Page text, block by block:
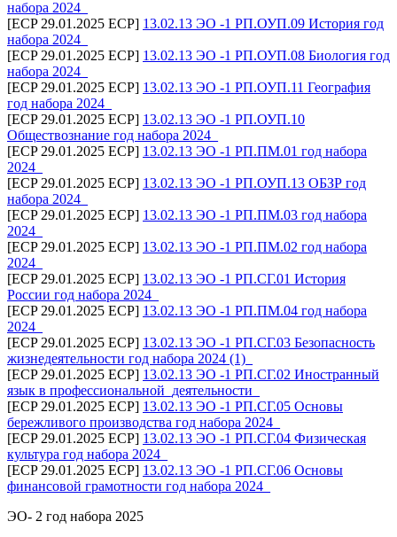
набора 2024_
[ECP 29.01.2025 ECP] 13.02.13 ЭО -1 РП.ОУП.09 История год
набора 2024_
[ECP 29.01.2025 ECP] 13.02.13 ЭО -1 РП.ОУП.08 Биология год
набора 2024_
[ECP 29.01.2025 ECP] 13.02.13 ЭО -1 РП.ОУП.11 География
год набора 2024_
[ECP 29.01.2025 ECP] 13.02.13 ЭО -1 РП.ОУП.10
Обществознание год набора 2024_
[ECP 29.01.2025 ECP] 13.02.13 ЭО -1 РП.ПМ.01 год набора
2024_
[ECP 29.01.2025 ECP] 13.02.13 ЭО -1 РП.ОУП.13 ОБЗР год
набора 2024_
[ECP 29.01.2025 ECP] 13.02.13 ЭО -1 РП.ПМ.03 год набора
2024_
[ECP 29.01.2025 ECP] 13.02.13 ЭО -1 РП.ПМ.02 год набора
2024_
[ECP 29.01.2025 ECP] 13.02.13 ЭО -1 РП.СГ.01 История
России год набора 2024_
[ECP 29.01.2025 ECP] 13.02.13 ЭО -1 РП.ПМ.04 год набора
2024_
[ECP 29.01.2025 ECP] 13.02.13 ЭО -1 РП.СГ.03 Безопасность
жизнедеятельности год набора 2024 (1)_
[ECP 29.01.2025 ECP] 13.02.13 ЭО -1 РП.СГ.02 Иностранный
язык в профессиональной_деятельности_
[ECP 29.01.2025 ECP] 13.02.13 ЭО -1 РП.СГ.05 Основы
бережливого производства год набора 2024_
[ECP 29.01.2025 ECP] 13.02.13 ЭО -1 РП.СГ.04 Физическая
культура год набора 2024_
[ECP 29.01.2025 ECP] 13.02.13 ЭО -1 РП.СГ.06 Основы
финансовой грамотности год набора 2024_
ЭО- 2 год набора 2025